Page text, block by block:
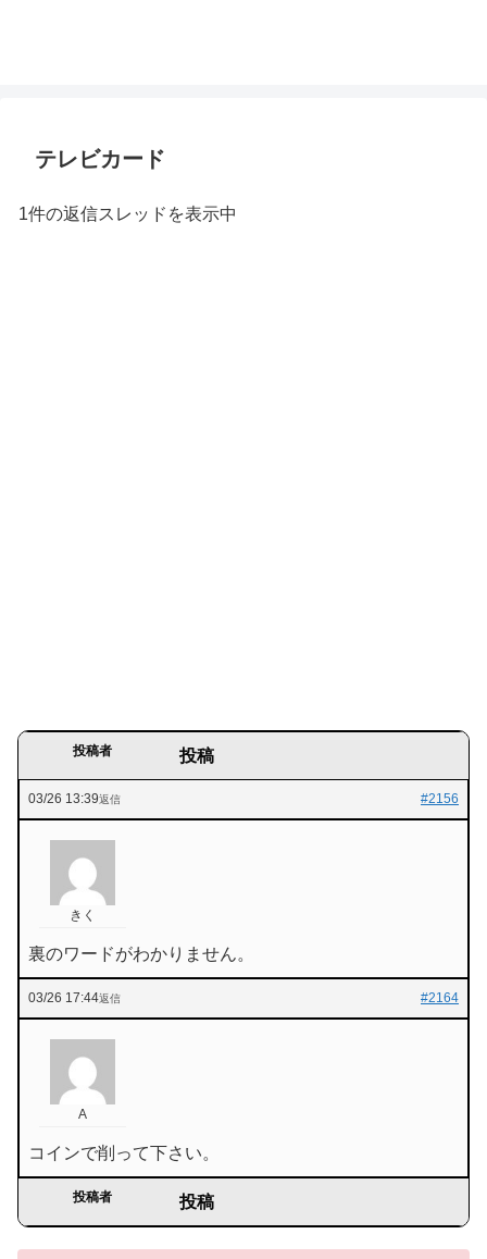
テレビカード
1件の返信スレッドを表示中
投稿者 投稿
03/26 13:39 #2156
返信
きく
裏のワードがわかりません。
03/26 17:44 #2164
返信
A
コインで削って下さい。
投稿者 投稿